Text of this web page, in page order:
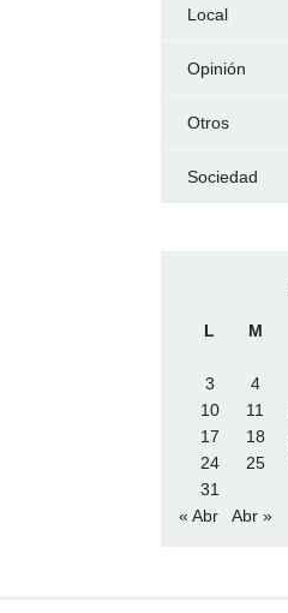
Local
Opinión
Otros
Sociedad
L M
3
4
10
11
17
18
24
25
31
« Abr
Abr »